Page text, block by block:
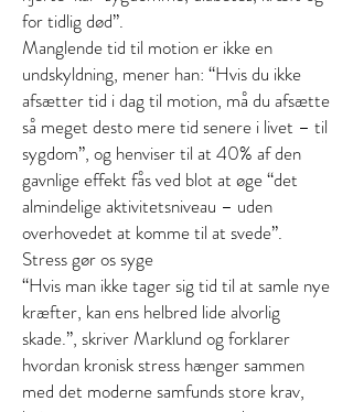
for tidlig død”.
Manglende tid til motion er ikke en
undskyldning, mener han: “Hvis du ikke
afsætter tid i dag til motion, må du afsætte
så meget desto mere tid senere i livet – til
sygdom”, og henviser til at 40% af den
gavnlige effekt fås ved blot at øge “det
almindelige aktivitetsniveau – uden
overhovedet at komme til at svede”.
Stress gør os syge
“Hvis man ikke tager sig tid til at samle nye
kræfter, kan ens helbred lide alvorlig
skade.”, skriver Marklund og forklarer
hvordan kronisk stress hænger sammen
med det moderne samfunds store krav,